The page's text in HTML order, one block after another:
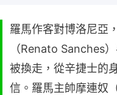
羅馬作客對博洛尼亞
（Renato Sanches
被換走，從辛捷士的
信。羅馬主帥摩連奴